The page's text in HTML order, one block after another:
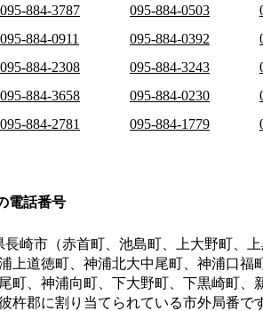
095-884-3787 095-884-0503
095-884-0911 095-884-0392
095-884-2308 095-884-3243
095-884-3658 095-884-0230
095-884-2781 095-884-1779
電話番号
長崎市（赤首町、池島町、上大野町、
上道徳町、神浦北大中尾町、神浦口福
町、神浦向町、下大野町、下黒崎町、
杵郡に割り当てられている市外局番で